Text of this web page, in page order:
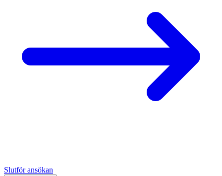
Slutför ansökan